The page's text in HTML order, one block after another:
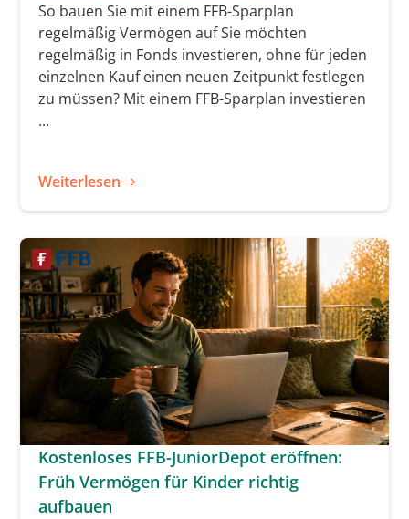
So bauen Sie mit einem FFB-Sparplan
regelmäßig Vermögen auf Sie möchten
regelmäßig in Fonds investieren, ohne für jeden
einzelnen Kauf einen neuen Zeitpunkt festlegen
zu müssen? Mit einem FFB-Sparplan investieren
...
Weiterlesen
Kostenloses FFB-JuniorDepot eröffnen:
Früh Vermögen für Kinder richtig
aufbauen